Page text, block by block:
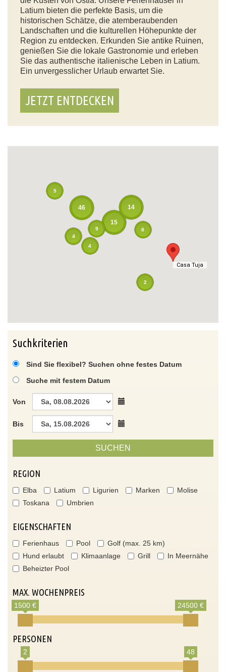
Latium bieten die perfekte Basis, um die
historischen Schätze, die atemberaubenden
Landschaften und die kulturellen Höhepunkte der
Region zu entdecken. Erkunden Sie antike Ruinen,
genießen Sie die lokale Gastronomie und erleben
Sie das authentische italienische Leben in Latium.
Ein unvergesslicher Urlaub erwartet Sie.
JETZT ENTDECKEN
Casa Tuja
46
15
14
Casa Tuja
2
4
5
8
4
9
Suchkriterien
Sind Sie flexibel? Suchen ohne festes Datum
Suche mit festem Datum
Von
Bis
SUCHEN
REGION
Elba Latium Ligurien Marken
Molise
Toskana
Umbrien
EIGENSCHAFTEN
Ferienhaus Pool
Golf (max. 25 km)
Hund erlaubt
Klimaanlage Grill
In Meernähe
Beheizter Pool
MAX. WOCHENPREIS
1500 € 24500 €
PERSONEN
2 48